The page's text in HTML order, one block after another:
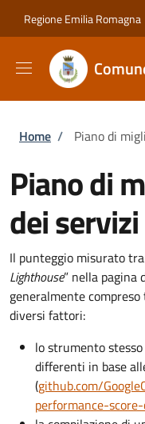
Regione Emilia Romagna
Briciole di
Home / Piano di
Piano di
dei servizi
Il punteggio misurato
Lighthouse” nella pagina
generalmente
diversi fattori:
lo strumento
differenti in base
(github.com/
performance-